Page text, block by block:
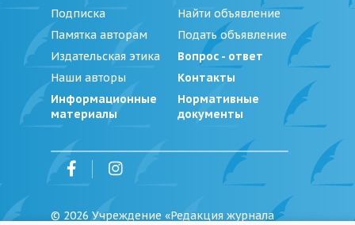
Подписка
Памятка авторам
Издательская этика
Наши авторы
Информационные
материалы
Найти объявление
Подать объявление
Вопрос - ответ
Контакты
Нормативные
документы
© 2026 Учреждение «Редакция журнала